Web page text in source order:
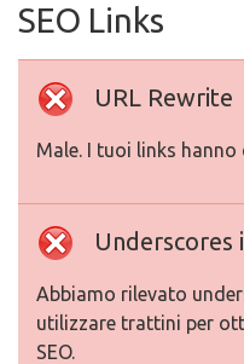
SEO Links
URL Rewrite
Male. I tuoi links hanno
Underscores
Abbiamo rilevato
utilizzare trattini per
SEO.